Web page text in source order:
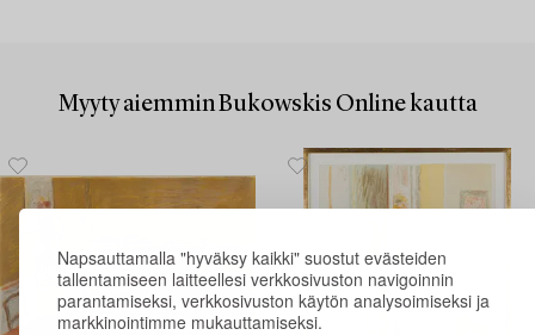
Napsauttamalla "hyväksy kaikki" suostut evästeiden
tallentamiseen laitteellesi verkkosivuston navigoinnin
parantamiseksi, verkkosivuston käytön analysoimiseksi ja
markkinointimme mukauttamiseksi.
Myyty aiemmin Bukowskis Online kautta